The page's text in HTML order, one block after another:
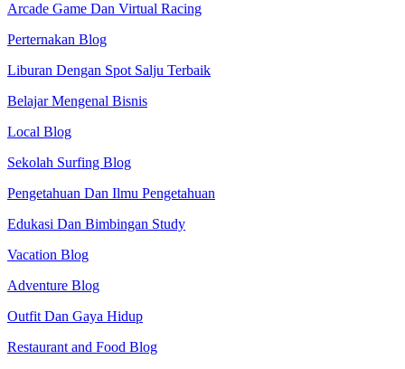
Arcade Game Dan Virtual Racing
Perternakan Blog
Liburan Dengan Spot Salju Terbaik
Belajar Mengenal Bisnis
Local Blog
Sekolah Surfing Blog
Pengetahuan Dan Ilmu Pengetahuan
Edukasi Dan Bimbingan Study
Vacation Blog
Adventure Blog
Outfit Dan Gaya Hidup
Restaurant and Food Blog